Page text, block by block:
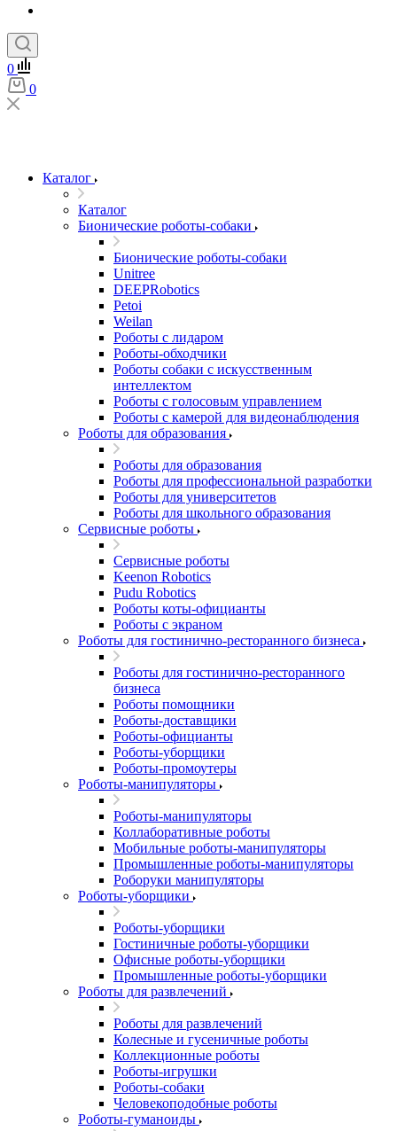
0
0
Каталог
Каталог
Бионические роботы-собаки
Бионические роботы-собаки
Unitree
DEEPRobotics
Petoi
Weilan
Роботы с лидаром
Роботы-обходчики
Роботы собаки с искусственным
интеллектом
Роботы с голосовым управлением
Роботы с камерой для видеонаблюдения
Роботы для образования
Роботы для образования
Роботы для профессиональной разработки
Роботы для университетов
Роботы для школьного образования
Сервисные роботы
Сервисные роботы
Keenon Robotics
Pudu Robotics
Роботы коты-официанты
Роботы с экраном
Роботы для гостинично-ресторанного бизнеса
Роботы для гостинично-ресторанного
бизнеса
Роботы помощники
Роботы-доставщики
Роботы-официанты
Роботы-уборщики
Роботы-промоутеры
Роботы-манипуляторы
Роботы-манипуляторы
Коллаборативные роботы
Мобильные роботы-манипуляторы
Промышленные роботы-манипуляторы
Роборуки манипуляторы
Роботы-уборщики
Роботы-уборщики
Гостиничные роботы-уборщики
Офисные роботы-уборщики
Промышленные роботы-уборщики
Роботы для развлечений
Роботы для развлечений
Колесные и гусеничные роботы
Коллекционные роботы
Роботы-игрушки
Роботы-собаки
Человекоподобные роботы
Роботы-гуманоиды